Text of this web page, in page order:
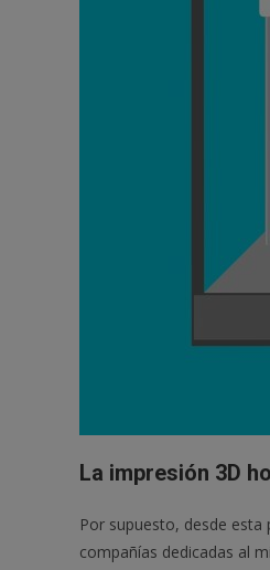
La impresión 3D
Por supuesto, desde
compañías dedicadas al